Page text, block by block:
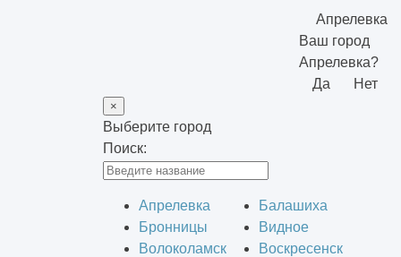
Апрелевка
Ваш город
Апрелевка?
Да
Нет
×
Выберите город
Поиск:
Апрелевка
Балашиха
Бронницы
Видное
Волоколамск
Воскресенск